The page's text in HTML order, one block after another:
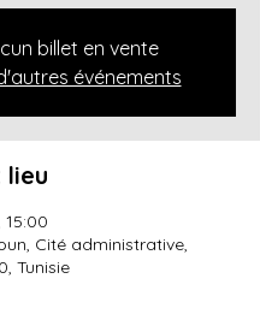
billet en vente
événements
lieu
15:00
Cité administrative,
Tunisie